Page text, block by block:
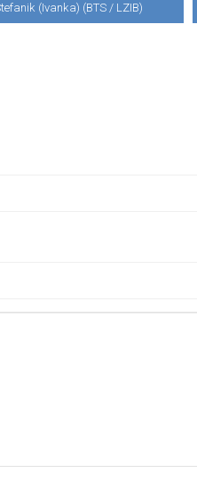
(Ivanka) (BTS / LZIB)